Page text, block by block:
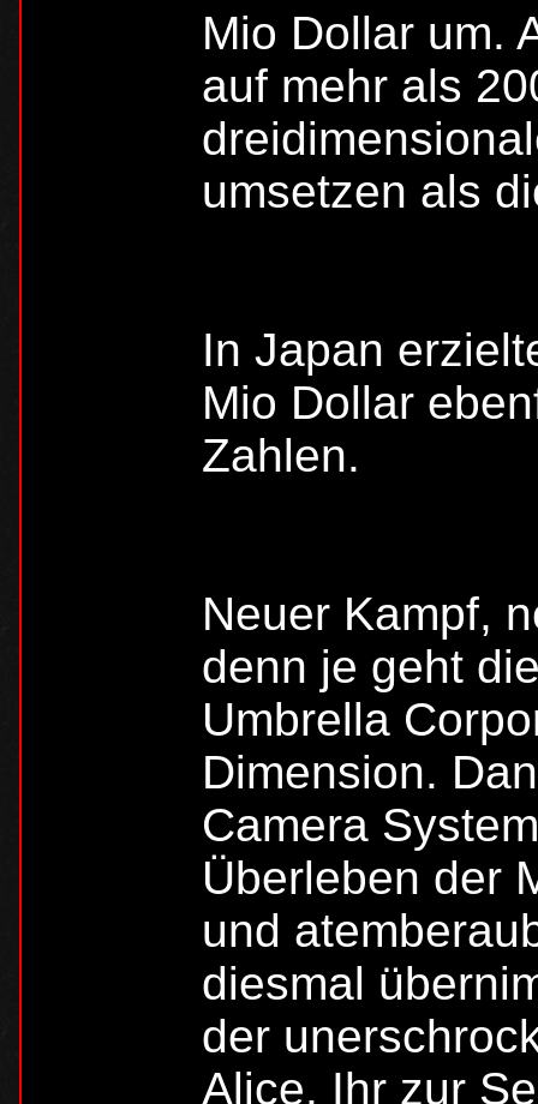
Mio Dollar um.
auf mehr als
umsetzen als
In Japan
Mio Dollar
Zahlen.
Neuer Kampf,
denn je geht
Umbrella
Dimension.
Camera
Überleben der
und
diesmal
der
Alice. Ihr zur